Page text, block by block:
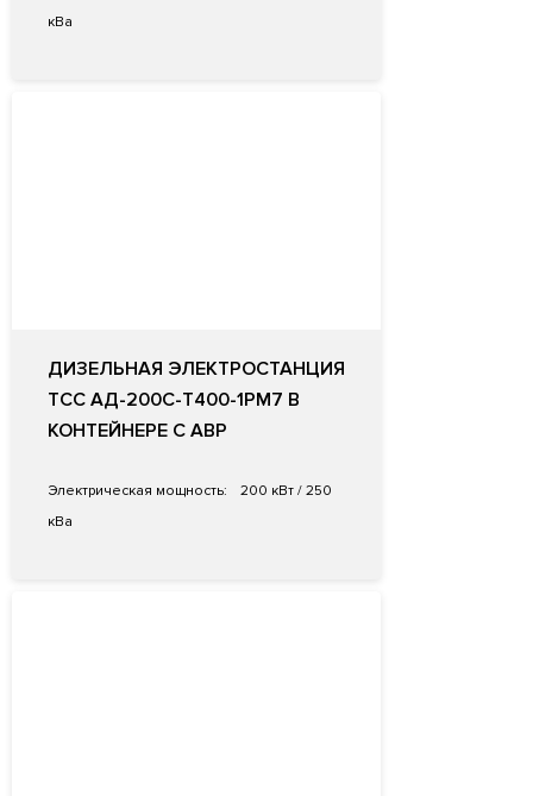
кВа
ДИЗЕЛЬНАЯ ЭЛЕКТРОСТАНЦИЯ
ТСС АД-200С-Т400-1РМ7 В
КОНТЕЙНЕРЕ С АВР
Электрическая мощность:
200 кВт / 250
кВа